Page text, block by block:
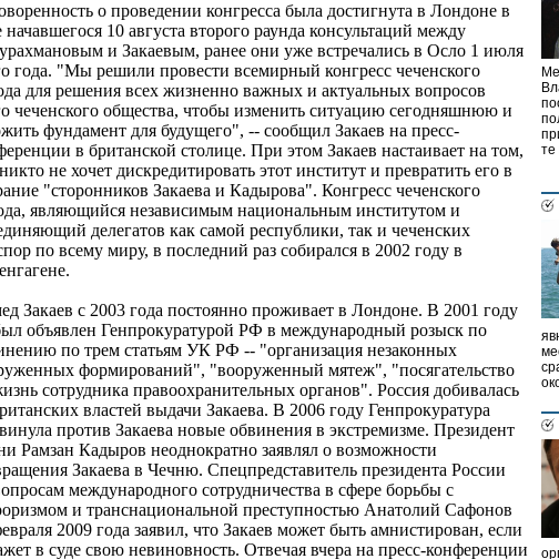
о проведении конгресса была достигнута в Лондоне в
начавшегося 10 августа второго раунда консультаций между
и Закаевым, ранее они уже встречались в Осло 1 июля
года. "Мы решили провести всемирный конгресс чеченского
для решения всех жизненно важных и актуальных вопросов
чеченского общества, чтобы изменить ситуацию сегодняшнюю и
фундамент для будущего", -- сообщил Закаев на пресс-
в британской столице. При этом Закаев настаивает на том,
не хочет дискредитировать этот институт и превратить его в
"сторонников Закаева и Кадырова". Конгресс чеченского
являющийся независимым национальным институтом и
делегатов как самой республики, так и чеченских
по всему миру, в последний раз собирался в 2002 году в
Закаев с 2003 года постоянно проживает в Лондоне. В 2001 году
объявлен Генпрокуратурой РФ в международный розыск по
по трем статьям УК РФ -- "организация незаконных
формирований", "вооруженный мятеж", "посягательство
сотрудника правоохранительных органов". Россия добивалась
властей выдачи Закаева. В 2006 году Генпрокуратура
против Закаева новые обвинения в экстремизме. Президент
Рамзан Кадыров неоднократно заявлял о возможности
Закаева в Чечню. Спецпредставитель президента России
международного сотрудничества в сфере борьбы с
и транснациональной преступностью Анатолий Сафонов
2009 года заявил, что Закаев может быть амнистирован, если
в суде свою невиновность. Отвечая вчера на пресс-конференции
те